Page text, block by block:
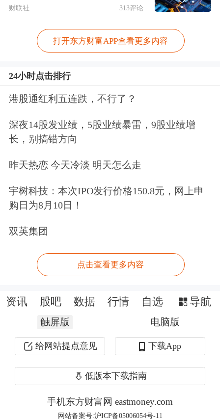
地缘冲突影响下的央行购金、美国债务
问题引发的信用贬值对冲交易仍将继续
演绎，推动金价上涨。2月初，基于全
球经济不确定性及地缘政治风险加剧背
景，市场对黄金避险属性的需求提升。
每盎司2800美元上调至2900美元。
也有机构认为黄金后续走势仍存在较大
波动。“短期金价受套利等投资者行为
影响较大，对关税政策的变化可能更为
敏感。”
（如10%）或市场继续交易预期，
关税正式实施后，套利需求骤减，金价
或有调整压力。若不对黄金加征关税，
市场预期落空，金价或快速调整，
COMEX黄金库存或回流伦敦。
金价偏友好，长期仍看好黄金的配置价
财联社 313评论
打开东方财富APP查看更多内容
24小时点击排行
港股通红利五连跌，不行了？
深夜14股发业绩，5股业绩暴雷，9股业绩增
长，别搞错方向
昨天热恋 今天冷淡 明天怎么走
宇树科技：本次IPO发行价格150.8元，网上申
购日为8月10日！
双英集团
点击查看更多内容
资讯 股吧 数据 行情 自选 导航
触屏版 电脑版
给网站提点意见 下载App
低版本下载指南
手机东方财富网 eastmoney.com
网站备案号:沪ICP备05006054号-11